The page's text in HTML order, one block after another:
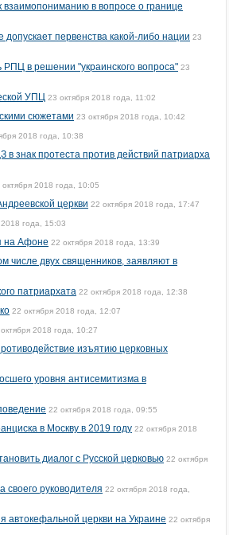
в вопросе о границе
первенства какой-либо нации 23
РПЦ в решении "украинского вопроса" 23
УПЦ 23 октября 2018 года, 11:02
сюжетами 23 октября 2018 года, 10:42
2018 года, 10:38
знак протеста против действий патриарха
октября 2018 года, 10:05
церкви 22 октября 2018 года, 17:47
2018 года, 15:03
на Афоне 22 октября 2018 года, 13:39
числе двух священников, заявляют в
патриархата 22 октября 2018 года, 12:38
22 октября 2018 года, 12:07
2018 года, 10:27
изъятию церковных
уровня антисемитизма в
22 октября 2018 года, 09:55
в Москву в 2019 году 22 октября 2018
диалог с Русской церковью 22 октября
руководителя 22 октября 2018 года,
автокефальной церкви на Украине 22 октября